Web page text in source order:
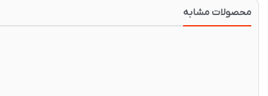
محصولات مشابه